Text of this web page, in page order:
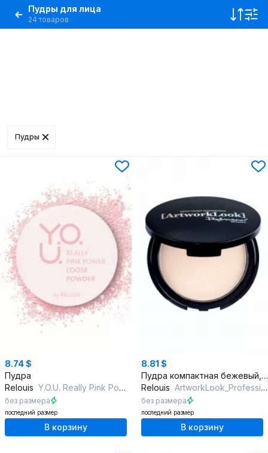
Пудры для лица
24 товаров
Пудры
8.74 $
Пудра
Relouis Y.O.U. Really Pink Power
без размера
последний размер
В корзину
8.81 $
Пудра компактная бежевый, ровный тон, 10 г, скрытие дефектов
Relouis ArtworkLook_Professional тон 03 песочная пастель
без размера
последний размер
В корзину